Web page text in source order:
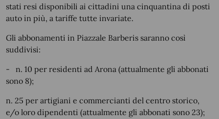
stati resi disponibili ai cittadini una cinquantina di posti
auto in più, a tariffe tutte invariate.
Gli abbonamenti in Piazzale Barberis saranno così
suddivisi:
-
n. 10 per residenti ad Arona (attualmente gli abbonati
sono 8);
n. 25 per artigiani e commercianti del centro storico,
e/o loro dipendenti (attualmente gli abbonati sono 23);